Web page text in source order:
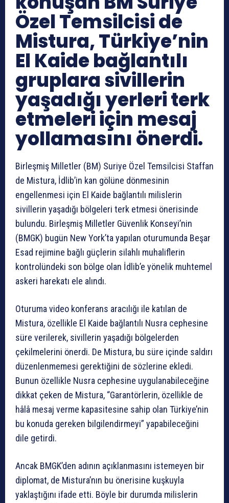
Özel Temsilcisi de
Mistura, Türkiye’nin
El Kaide bağlantılı
gruplara sivillerin
yaşadığı yerleri terk
etmeleri için mesaj
yollamasını önerdi.
Birleşmiş Milletler (BM) Suriye Özel Temsilcisi Staffan
de Mistura, İdlib’in kan gölüne dönmesinin
engellenmesi için El Kaide bağlantılı milislerin
sivillerin yaşadığı bölgeleri terk etmesi önerisinde
bulundu. Birleşmiş Milletler Güvenlik Konseyi’nin
(BMGK) bugün New York’ta yapılan oturumunda Beşar
Esad rejimine bağlı güçlerin silahlı muhaliflerin
kontrolündeki son bölge olan İdlib’e yönelik muhtemel
askeri harekatı ele alındı.
Oturuma video konferans aracılığı ile katılan de
Mistura, özellikle El Kaide bağlantılı Nusra cephesine
süre verilerek, sivillerin yaşadığı bölgelerden
çekilmelerini önerdi. De Mistura, bu süre içinde saldırı
düzenlenmemesi gerektiğini de sözlerine ekledi.
Bunun özellikle Nusra cephesine uygulanabileceğine
dikkat çeken de Mistura, “Garantörlerin, özellikle de
hâlâ mesaj verme kapasitesine sahip olan Türkiye’nin
bu konuda gereken bilgilendirmeyi” yapabileceğini
dile getirdi.
Ancak BMGK’den adının açıklanmasını istemeyen bir
diplomat, de Mistura’nın bu önerisine kuşkuyla
yaklaştığını ifade etti. Böyle bir durumda milislerin